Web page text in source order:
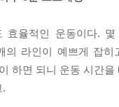
효율적인 운동이다.
의 라인이 예쁘게 잡
하면 되니 운동 시간
.